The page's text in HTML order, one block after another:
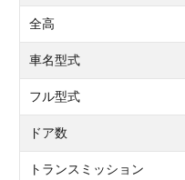
全高
車名型式
フル型式
ドア数
トランスミッション